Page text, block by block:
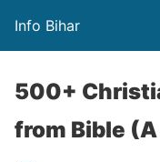
Info Bihar
500+
from Bible